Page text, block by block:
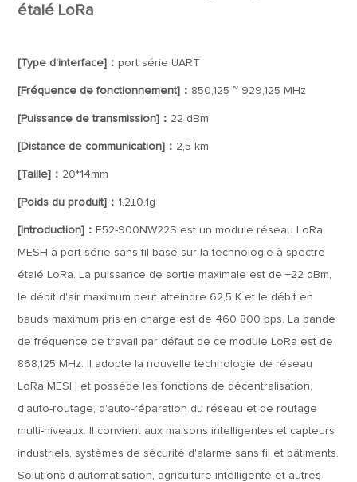
étalé LoRa
[Type d'interface]：port série UART
[Fréquence de fonctionnement]： 850,125 ~ 929,125 MHz
[Puissance de transmission]： 22 dBm
[Distance de communication]： 2,5 km
[Taille]： 20*14mm
[Poids du produit]： 1.2±0.1g
[Introduction]： E52-900NW22S est un module réseau LoRa
MESH à port série sans fil basé sur la technologie à spectre
étalé LoRa. La puissance de sortie maximale est de +22 dBm,
le débit d'air maximum peut atteindre 62,5 K et le débit en
bauds maximum pris en charge est de 460 800 bps. La bande
de fréquence de travail par défaut de ce module LoRa est de
868,125 MHz. Il adopte la nouvelle technologie de réseau
LoRa MESH et possède les fonctions de décentralisation,
d'auto-routage, d'auto-réparation du réseau et de routage
multi-niveaux. Il convient aux maisons intelligentes et capteurs
industriels, systèmes de sécurité d'alarme sans fil et bâtiments.
Solutions d'automatisation, agriculture intelligente et autres